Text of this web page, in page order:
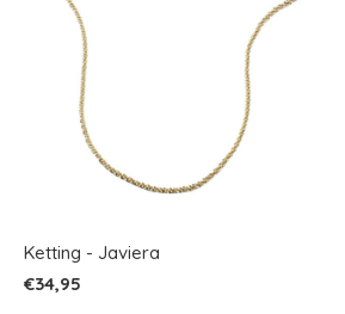
Ketting - Javiera
€34,95